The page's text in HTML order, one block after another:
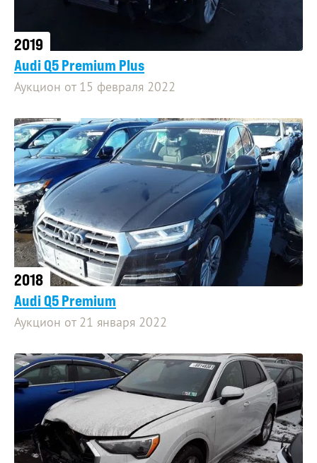
2019
Audi Q5 Premium Plus
Аукцион от 15 февраля 2022
2018
Audi Q5 Premium
Аукцион от 21 января 2022